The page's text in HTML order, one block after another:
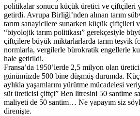
politikalar sonucu küçük üretici ve çiftçileri
getirdi. Avrupa Birliği’nden alınan tarım
tarım sanayicilere sunarken küçük çiftçileri
“biyolojik tarım politikası” gerekçesiyle
çiftçilere büyük miktarlarlarda tarım teşvik
normlarla, vergilerle bürokratik engellerle
hale getirildi.
Fransa’da 1950’lerde 2,5 milyon olan
günümüzde 500 bine düşmüş durumda.
aylıkla yaşamlarını yürütme mücadelesi
süt üreticisi çiftçi” Ben litresini 50 santime
maliyeti de 50 santim… Ne yapayım siz
direnişte.